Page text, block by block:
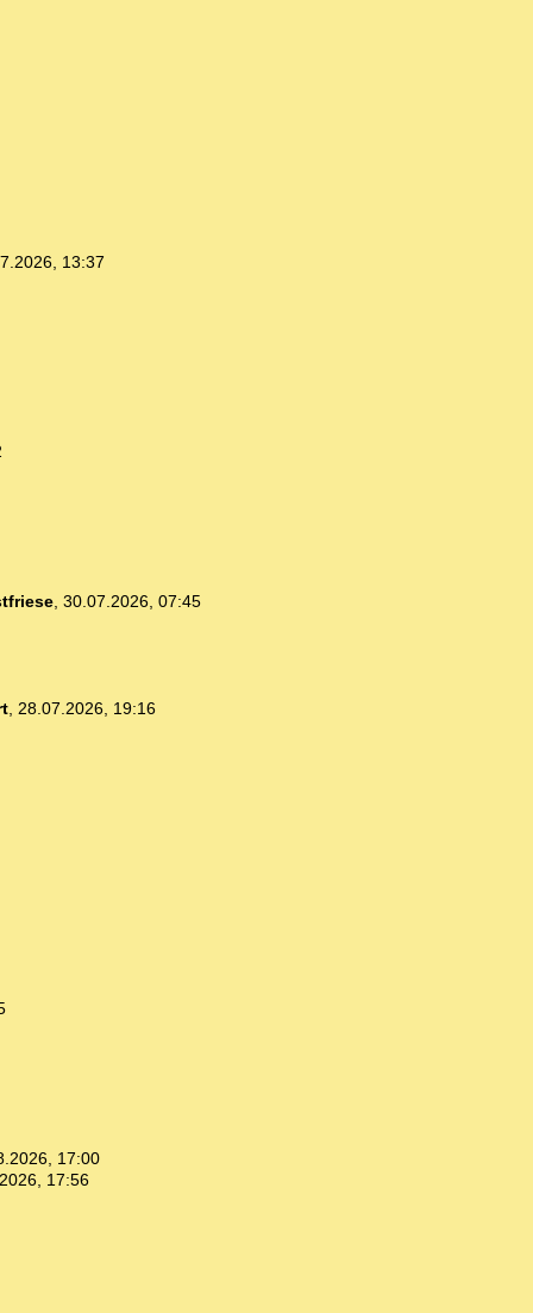
13:37
, 30.07.2026, 07:45
, 28.07.2026, 19:16
17:00
17:56